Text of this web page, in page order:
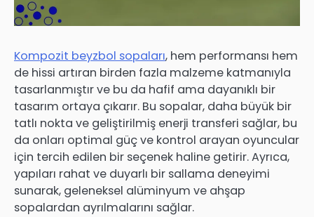
Kompozit beyzbol sopaları, hem performansı hem
de hissi artıran birden fazla malzeme katmanıyla
tasarlanmıştır ve bu da hafif ama dayanıklı bir
tasarım ortaya çıkarır. Bu sopalar, daha büyük bir
tatlı nokta ve geliştirilmiş enerji transferi sağlar, bu
da onları optimal güç ve kontrol arayan oyuncular
için tercih edilen bir seçenek haline getirir. Ayrıca,
yapıları rahat ve duyarlı bir sallama deneyimi
sunarak, geleneksel alüminyum ve ahşap
sopalardan ayrılmalarını sağlar.